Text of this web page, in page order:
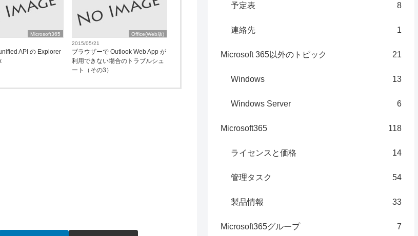
Microsoft365
API の Explorer
Office(Web版)
2015/05/21
ブラウザーで Outlook Web App が
利用できない場合のトラブルシュ
ート（その3）
予定表 8
連絡先 1
Microsoft 365以外のトピック 21
Windows 13
Windows Server 6
Microsoft365 118
ライセンスと価格 14
管理タスク 54
製品情報 33
Microsoft365グループ 7